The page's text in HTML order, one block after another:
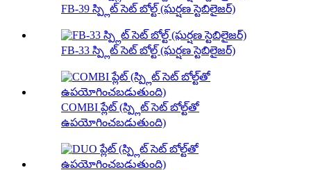
FB-39 స్ప్లిట్ సెట్ బోల్ట్ (ఘర్షణ స్టెబిలైజర్)
FB-33 స్ప్లిట్ సెట్ బోల్ట్ (ఘర్షణ స్టెబిలైజర్)
COMBI ప్లేట్ (స్ప్లిట్ సెట్ బోల్ట్‌తో
ఉపయోగించబడుతుంది)